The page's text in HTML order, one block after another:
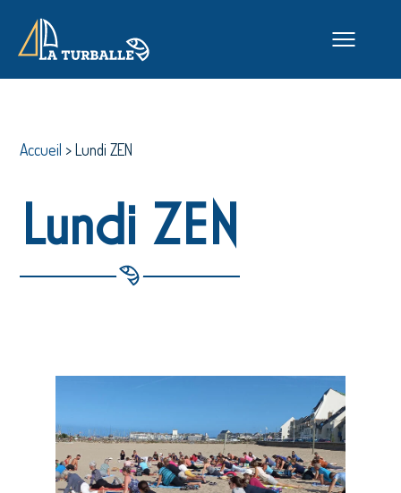
Accueil >Lundi ZEN
Lundi ZEN